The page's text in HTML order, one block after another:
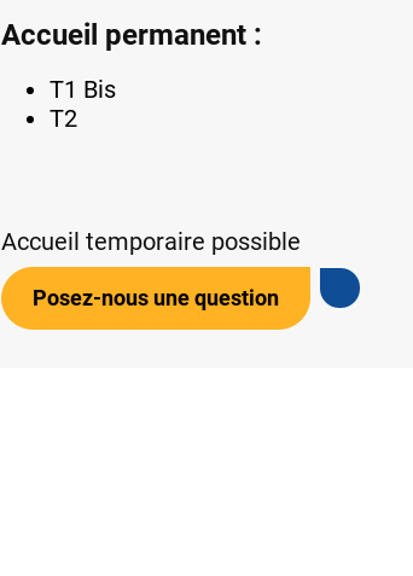
Accueil permanent :
T1 Bis
T2
Accueil temporaire possible
Posez-nous une question